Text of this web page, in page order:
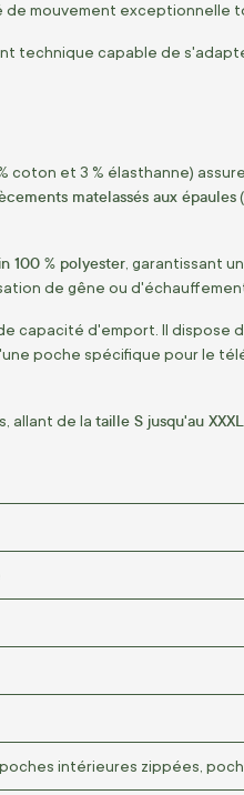
mouvement exceptionnelle
technique capable de
coton et 3 % élasthanne)
matelassés aux épaules
100 % polyester , garantissant
de gêne ou
capacité d'emport. Il dispose
poche spécifique pour le
allant de la taille S jusqu'au XXXL
intérieures zippées,